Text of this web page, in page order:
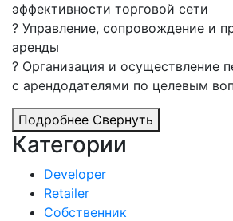
эффективности торговой сети
? Управление, сопровождение и
аренды
? Организация и осуществление
с арендодателями по целевым
Подробнее Свернуть
Категории
Developer
Retailer
Собственник